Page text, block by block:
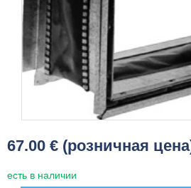
67.00 € (розничная
есть в наличии